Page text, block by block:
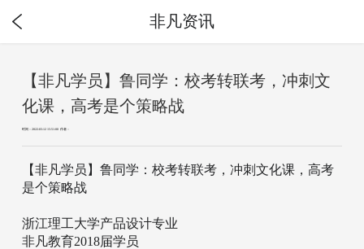
非凡资讯
【非凡学员】鲁同学：校考转联考，冲刺文
化课，高考是个策略战
时间：2022-03-12 15:51:00 作者：
【非凡学员】鲁同学：校考转联考，冲刺文化课，高考
是个策略战
浙江理工大学产品设计专业
非凡教育2018届学员